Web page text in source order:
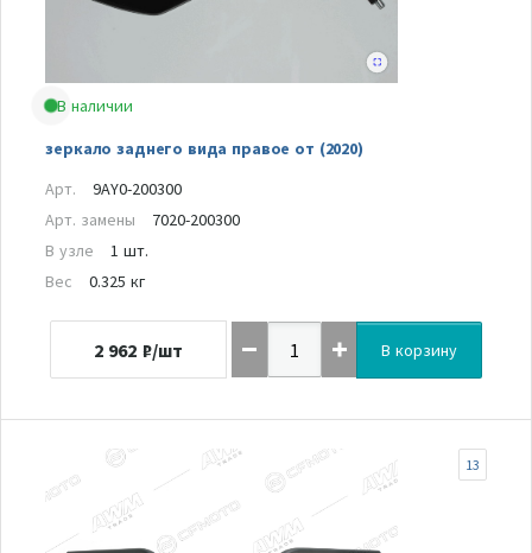
В наличии
зеркало заднего вида правое от (2020)
Арт.
9AY0-200300
Арт. замены
7020-200300
В узле
1 шт.
Вес
0.325 кг
2 962 ₽/шт В корзину
13